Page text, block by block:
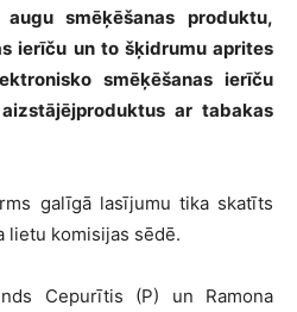
smēķēšanas produktu,
ierīču un to šķidrumu aprites
smēķēšanas ierīču
ar tabakas
galīgā lasījumu tika skatīts
lietu komisijas sēdē.
Cepurītis (P) un Ramona